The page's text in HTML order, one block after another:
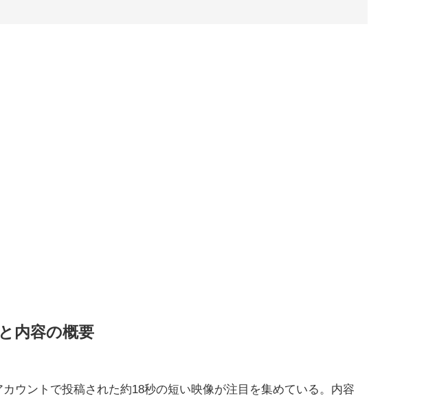
内容の概要
ウントで投稿された約18秒の短い映像が注目を集めている。内容